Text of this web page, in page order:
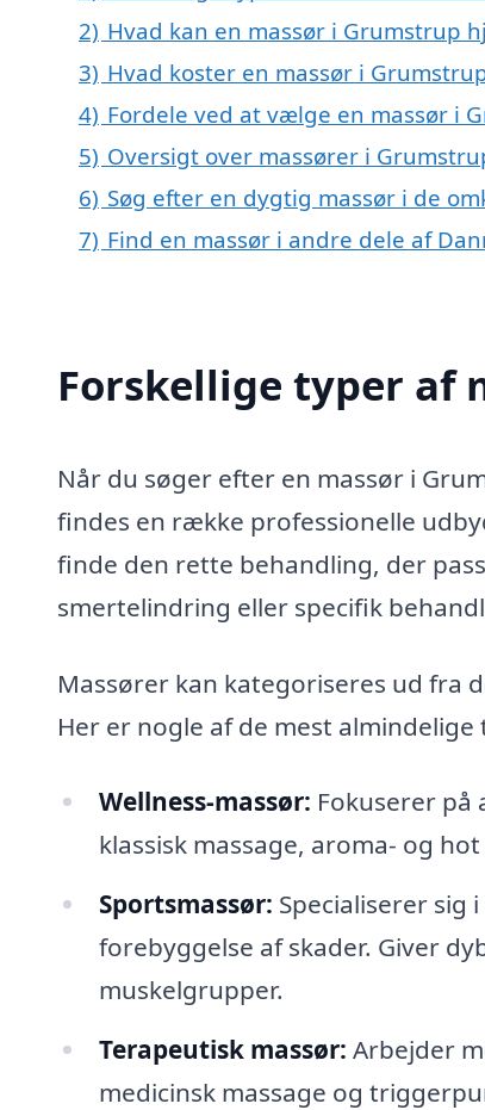
2) Hvad kan en massør i Grumstrup
3) Hvad koster en massør i
4) Fordele ved at vælge en massør i
5) Oversigt over massører i
6) Søg efter en dygtig massør i de
7) Find en massør i andre dele af
Forskellige typer af
Når du søger efter en massør i
findes en række professionelle
finde den rette behandling, der
smertelindring eller specifik
Massører kan kategoriseres ud fra
Her er nogle af de mest
Wellness-massør: Fokuserer på
klassisk massage, aroma- og
Sportsmassør: Specialiserer sig
forebyggelse af skader. Giver
muskelgrupper.
Terapeutisk massør: Arbejder
medicinsk massage og